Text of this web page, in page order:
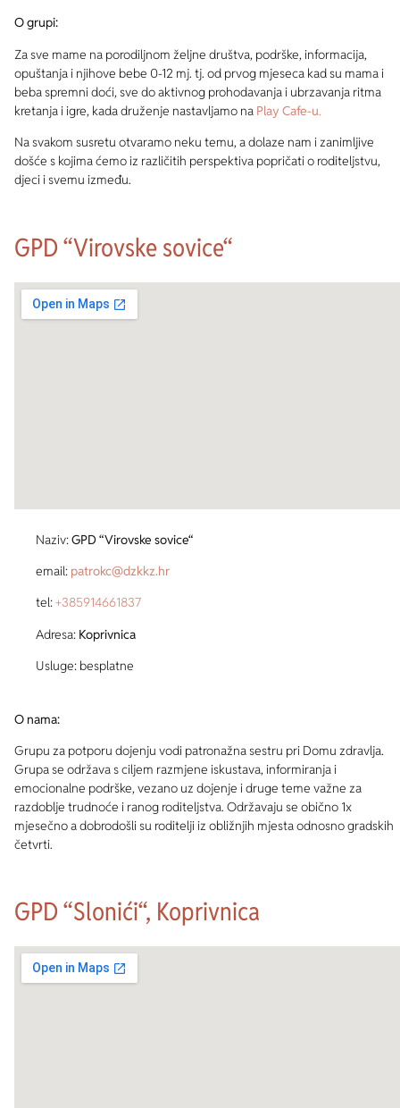
O grupi:
Za sve mame na porodiljnom željne društva, podrške, informacija,
opuštanja i njihove bebe 0-12 mj. tj. od prvog mjeseca kad su mama i
beba spremni doći, sve do aktivnog prohodavanja i ubrzavanja ritma
kretanja i igre, kada druženje nastavljamo na Play Cafe-u.
Na svakom susretu otvaramo neku temu, a dolaze nam i zanimljive
došće s kojima ćemo iz različitih perspektiva popričati o roditeljstvu,
djeci i svemu između.
GPD “Virovske sovice“
Naziv:GPD “Virovske sovice“
email: patrokc@dzkkz.hr
tel:+385914661837
Adresa: Koprivnica
Usluge: besplatne
O nama:
Grupu za potporu dojenju vodi patronažna sestru pri Domu zdravlja.
Grupa se održava s ciljem razmjene iskustava, informiranja i
emocionalne podrške, vezano uz dojenje i druge teme važne za
razdoblje trudnoće i ranog roditeljstva. Održavaju se obično 1x
mjesečno a dobrodošli su roditelji iz obližnjih mjesta odnosno gradskih
četvrti.
GPD “Slonići“, Koprivnica